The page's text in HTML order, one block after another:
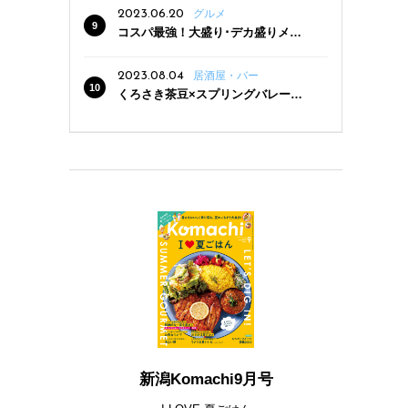
2023.06.20
グルメ
コスパ最強！大盛り･デカ盛りメニ
2023.08.04
居酒屋・バー
くろさき茶豆×スプリングバレー豊
新潟Komachi9月号